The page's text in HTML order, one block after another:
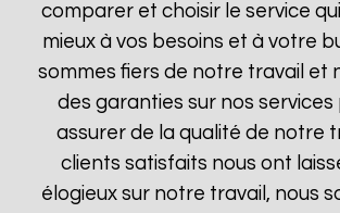
comparer et choisir le service
mieux à vos besoins et à votre
sommes fiers de notre travail et
des garanties sur nos services
assurer de la qualité de notre
clients satisfaits nous ont
élogieux sur notre travail, nous